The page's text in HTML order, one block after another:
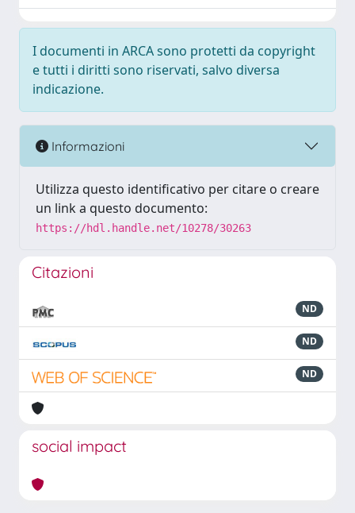
I documenti in ARCA sono protetti da copyright
e tutti i diritti sono riservati, salvo diversa
indicazione.
Informazioni
Utilizza questo identificativo per citare o creare
un link a questo documento:
https://hdl.handle.net/10278/30263
Citazioni
ND
ND
ND
social impact